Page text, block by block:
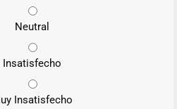
Neutral
Insatisfecho
Insatisfecho